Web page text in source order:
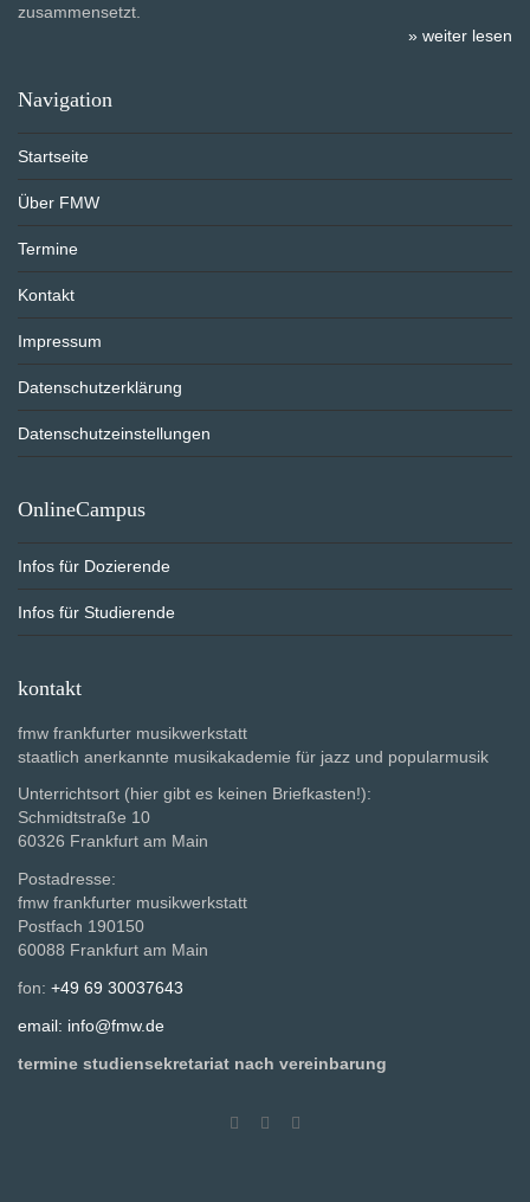
zusammensetzt.
» weiter lesen
Navigation
Startseite
Über FMW
Termine
Kontakt
Impressum
Datenschutzerklärung
Datenschutzeinstellungen
OnlineCampus
Infos für Dozierende
Infos für Studierende
kontakt
fmw frankfurter musikwerkstatt
staatlich anerkannte musikakademie für jazz und popularmusik
Unterrichtsort (hier gibt es keinen Briefkasten!):
Schmidtstraße 10
60326 Frankfurt am Main
Postadresse:
fmw frankfurter musikwerkstatt
Postfach 190150
60088 Frankfurt am Main
fon: +49 69 30037643
email: info@fmw.de
termine studiensekretariat nach vereinbarung